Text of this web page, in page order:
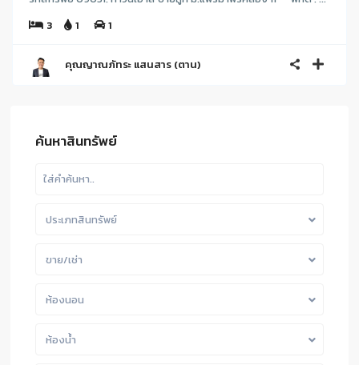
3
1 1
คุณญาณภัทระ แสนสาร (ตาน)
ค้นหาสินทรัพย์
ประเภทสินทรัพย์
ขาย/เช่า
ห้องนอน
ห้องน้ำ